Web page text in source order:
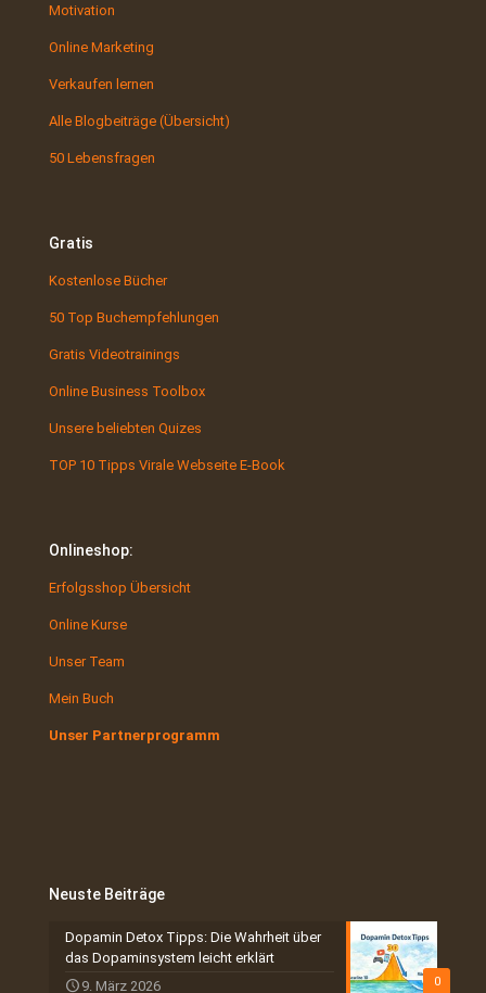
Motivation
Online Marketing
Verkaufen lernen
Alle Blogbeiträge (Übersicht)
50 Lebensfragen
Gratis
Kostenlose Bücher
50 Top Buchempfehlungen
Gratis Videotrainings
Online Business Toolbox
Unsere beliebten Quizes
TOP 10 Tipps Virale Webseite E-Book
Onlineshop:
Erfolgsshop Übersicht
Online Kurse
Unser Team
Mein Buch
Unser Partnerprogramm
Neuste Beiträge
0
Dopamin Detox Tipps: Die Wahrheit über
das Dopaminsystem leicht erklärt
9. März 2026